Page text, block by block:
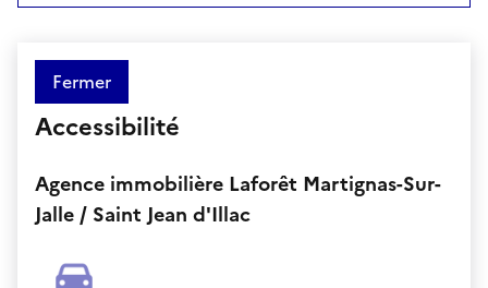
Fermer
Accessibilité
Agence immobilière Laforêt Martignas-Sur-
Jalle / Saint Jean d'Illac